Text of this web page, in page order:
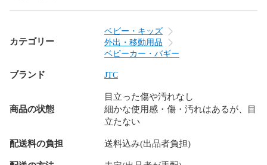
カテゴリー
ベビー・キッズ
外出・移動用品
ベビーカー・バギー
ブランド JTC
商品の状態
目立った傷や汚れなし
細かな使用感・傷・汚れはあるが、目
立たない
配送料の負担 送料込み(出品者負担)